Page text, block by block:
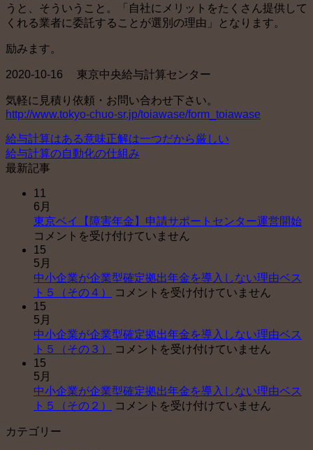
うと、そういうこと。「自社にメリットをたくさん提供して
くれる業者に委託することが選別の理由」となります。
励みます。
2020-10-16 東京中央給与計算センター
気軽に見積り依頼・お問い合わせ下さい。
http://www.tokyo-chuo-sr.jp/toiawase/form_toiawase
給与計算はある意味正解は一つだから厳しい
給与計算の自動化の仕組み
最新記事
11
6月
東京ベイ【障害年金】申請サポートセンター運営開始東
申
ー
コメントを受け付けていません
15
5月
中小企業が企業型確定拠出年金を導入しない理由ベス
ト５（その４）
中
業
が
型
確
コメントを受け付けていません
15
5月
中小企業が企業型確定拠出年金を導入しない理由ベス
ト５（その３）
中
業
が
コメントを受け付けていません
15
5月
中小企業が企業型確定拠出年金を導入しない理由ベス
ト５（その２）
中
コメントを受け付けていません
カテゴリー